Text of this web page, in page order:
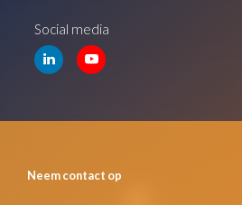
Social media
Neem contact op